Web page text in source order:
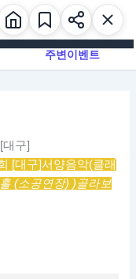
주변이벤트
구]
[대구]서양음악(클래
(소공연장) )골라보